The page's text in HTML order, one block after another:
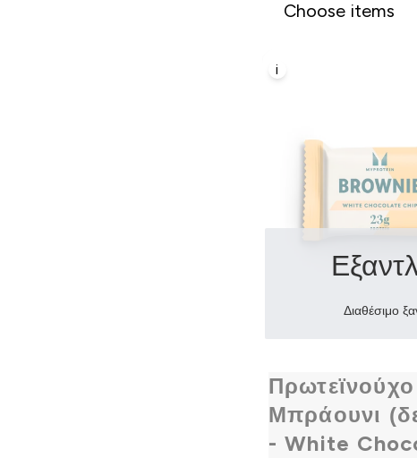
Choose items
i
Πρωτεϊνούχο
Μπράουνι
- White
Διαθέσιμο